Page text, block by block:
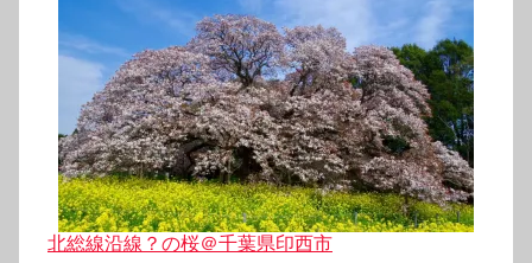
北総線沿線？の桜＠千葉県印西市